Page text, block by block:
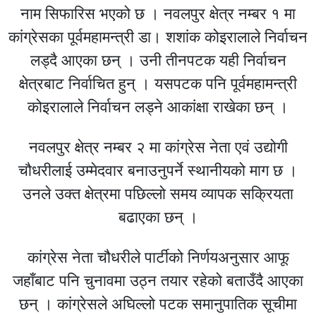
नाम सिफारिस भएको छ । नवलपुर क्षेत्र नम्बर १ मा
कांग्रेसका पूर्वमहामन्त्री डा। शशांक कोइरालाले निर्वाचन
लड्दै आएका छन् । उनी तीनपटक यही निर्वाचन
क्षेत्रबाट निर्वाचित हुन् । यसपटक पनि पूर्वमहामन्त्री
कोइरालाले निर्वाचन लड्ने आकांक्षा राखेका छन् ।
नवलपुर क्षेत्र नम्बर २ मा कांग्रेस नेता एवं उद्योगी
चौधरीलाई उम्मेदवार बनाउनुपर्ने स्थानीयको माग छ ।
उनले उक्त क्षेत्रमा पछिल्लो समय व्यापक सक्रियता
बढाएका छन् ।
कांग्रेस नेता चौधरीले पार्टीको निर्णयअनुसार आफू
जहाँबाट पनि चुनावमा उठ्न तयार रहेको बताउँदै आएका
छन् । कांग्रेसले अघिल्लो पटक समानुपातिक सूचीमा